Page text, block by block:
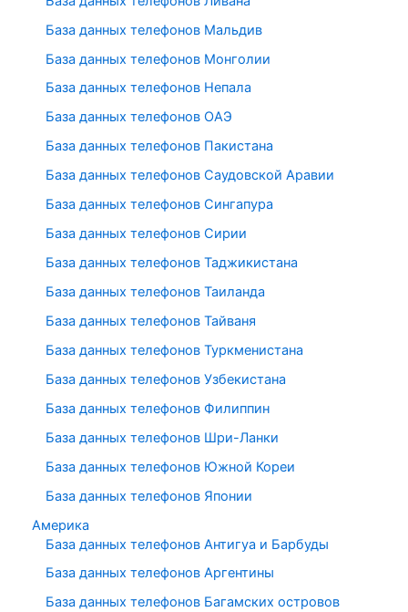
База данных телефонов Мальдив
База данных телефонов Монголии
База данных телефонов Непала
База данных телефонов ОАЭ
База данных телефонов Пакистана
База данных телефонов Саудовской Аравии
База данных телефонов Сингапура
База данных телефонов Сирии
База данных телефонов Таджикистана
База данных телефонов Таиланда
База данных телефонов Тайваня
База данных телефонов Туркменистана
База данных телефонов Узбекистана
База данных телефонов Филиппин
База данных телефонов Шри-Ланки
База данных телефонов Южной Кореи
База данных телефонов Японии
Америка
База данных телефонов Антигуа и Барбуды
База данных телефонов Аргентины
База данных телефонов Багамских островов